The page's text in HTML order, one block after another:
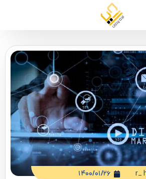
r_ ۱۴۰۰/۰۱/۲۶